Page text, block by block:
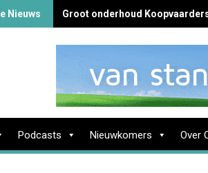
Nieuws Groot onderhoud
Podcasts Nieuwkomers Over